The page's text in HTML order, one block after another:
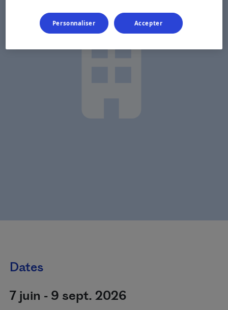
Dates
7 juin - 9 sept. 2026
Personnaliser Accepter